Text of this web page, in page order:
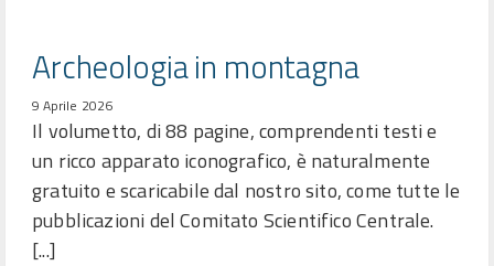
Archeologia in montagna
9 Aprile 2026
Il volumetto, di 88 pagine, comprendenti testi e
un ricco apparato iconografico, è naturalmente
gratuito e scaricabile dal nostro sito, come tutte le
pubblicazioni del Comitato Scientifico Centrale.
[...]